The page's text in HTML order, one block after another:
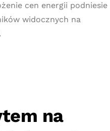
cen energii podniesie
widocznych na
na